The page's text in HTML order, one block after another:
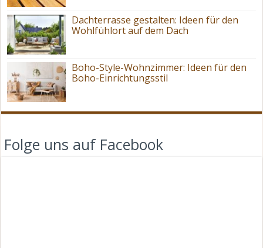
Dachterrasse gestalten: Ideen für den
Wohlfühlort auf dem Dach
Boho-Style-Wohnzimmer: Ideen für den
Boho-Einrichtungsstil
Folge uns auf Facebook